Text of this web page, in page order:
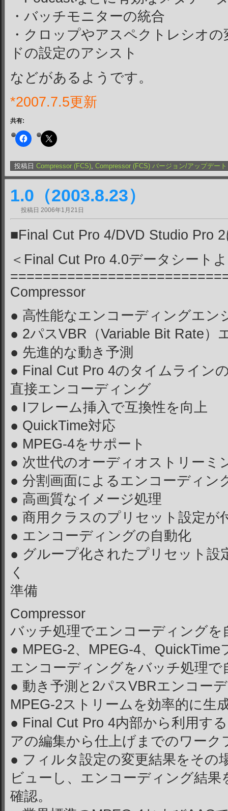
・バッチモニターの統合
・クロップやアスペクトレシオ
ドの設定のアシスト
などがあるようです。
*2007.7.5更新
共有:
投稿日 Compressor (FCS), Compressor (FCS) バージョン/アップデート
1.0（2003.8.23）
投稿日 2006年1月21日
■Final Cut Pro 4/DVD Studio Pro
＜Final Cut Pro 4.0データシート
Compressor
● 高性能なエンコーディングエン
● 2パスVBR（Variable Bit Rate）
● 先進的な動き予測
● Final Cut Pro 4のタイムライン
直接エンコーディング
● Iフレーム挿入で互換性を向上
● QuickTime対応
● MPEG-4をサポート
● 次世代のオーディオストリーミ
● 分割画面によるエンコーディン
● 高画質なイメージ処理
● 商用クラスのプリセット設定が
● エンコーディングの自動化
● グループ化されたプリセット設
く
準備
Compressor
バッチ処理でエンコーディングを
● MPEG-2、MPEG-4、
エンコーディングをバッチ処理で
● 動き予測と2パスVBRエンコー
MPEG-2ストリームを効率的に生
● Final Cut Pro 4内部から利用す
アの編集から仕上げまでのワーク
● フィルタ設定の変更結果をその
ビューし、エンコーディング結
確認。